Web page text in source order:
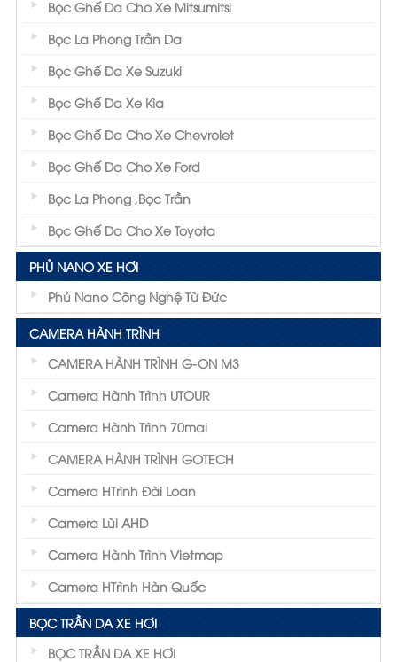
Bọc Ghế Da Cho Xe Mitsumitsi
Bọc La Phong Trần Da
Bọc Ghế Da Xe Suzuki
Bọc Ghế Da Xe Kia
Bọc Ghế Da Cho Xe Chevrolet
Bọc Ghế Da Cho Xe Ford
Bọc La Phong ,Bọc Trần
Bọc Ghế Da Cho Xe Toyota
PHỦ NANO XE HƠI
Phủ Nano Công Nghệ Từ Đức
CAMERA HÀNH TRÌNH
CAMERA HÀNH TRÌNH G-ON M3
Camera Hành Trình UTOUR
Camera Hành Trình 70mai
CAMERA HÀNH TRÌNH GOTECH
Camera HTrình Đài Loan
Camera Lùi AHD
Camera Hành Trình Vietmap
Camera HTrình Hàn Quốc
BỌC TRẦN DA XE HƠI
BỌC TRẦN DA XE HƠI